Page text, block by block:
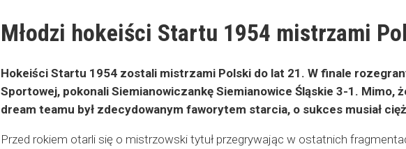
Młodzi hokeiści Startu 1954 mistrzami
Hokeiści Startu 1954 zostali mistrzami Polski do lat 21. W finale
Sportowej, pokonali Siemianowiczankę Siemianowice Śląskie 3-1. Mimo,
dream teamu był zdecydowanym faworytem starcia, o sukces musiał
Przed rokiem otarli się o mistrzowski tytuł przegrywając w ostatnich